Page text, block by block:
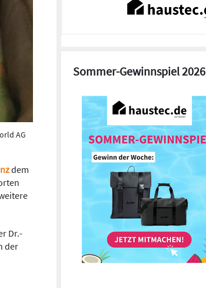
AG
dem
Dr.-
der
Sommer-Gewinnspiel 2026